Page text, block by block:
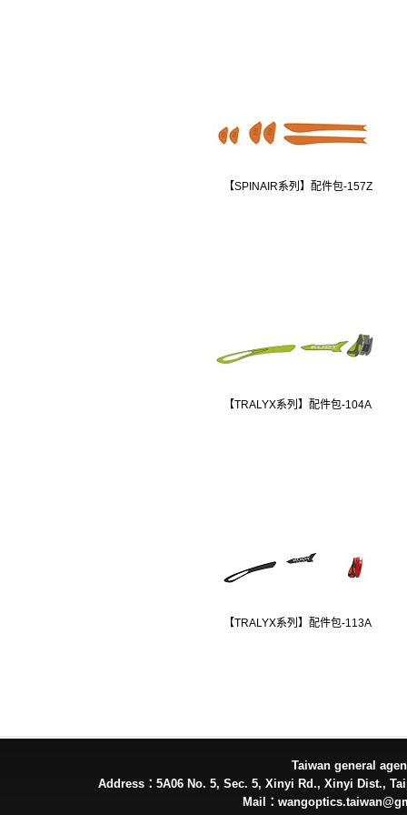
【SPINAIR系列】配件包-157Z
【TRALYX系列】配件包-104A
【TRALYX系列】配件包-113A
Taiwan general
Address：5A06 No. 5, Sec. 5, Xinyi Rd., Xinyi Dist.,
Mail：